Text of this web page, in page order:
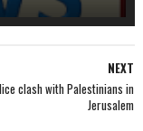
NEXT
clash with Palestinians in
Jerusalem